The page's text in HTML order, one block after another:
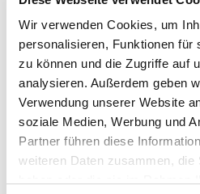
Wir verwenden Cookies, um
personalisieren, Funktionen für
zu können und die Zugriffe auf
analysieren. Außerdem geben
Verwendung unserer Website
soziale Medien, Werbung und
Partner führen diese
weiteren Daten zusammen, die
Weitere Informationen
Rosa Wedel auf bis zu 180 cm
BIO‑Zertifiziert nach DE-
Lieferumfang je VE: 1 Pflanze
Hersteller/Importeur